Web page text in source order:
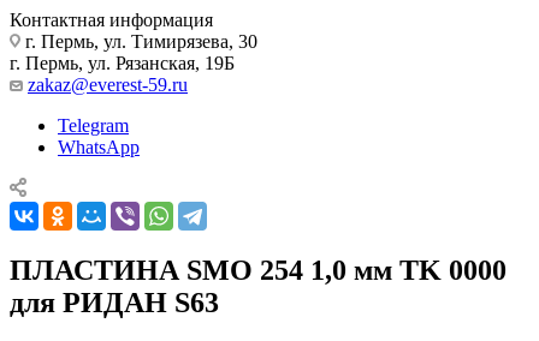
Контактная информация
г. Пермь, ул. Тимирязева, 30
г. Пермь, ул. Рязанская, 19Б
zakaz@everest-59.ru
Telegram
WhatsApp
ПЛАСТИНА SMO 254 1,0 мм TK 0000
для РИДАН S63